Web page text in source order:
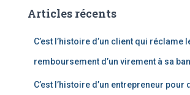
rArticles récents
C’est l’histoire d’un client qui réclame
remboursement d’un virement à sa
C’est l’histoire d’un entrepreneur pour